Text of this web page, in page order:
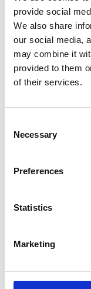
provide social
We also share
our social media,
may combine it
provided to them
of their services.
Selection
Necessary
Preferences
Statistics
Marketing
feit.
Bij levering
mogelijkheid
redenen te
consument
het aanbod
voor zijn
de